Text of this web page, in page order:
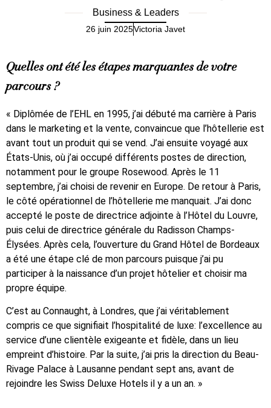
Business & Leaders
26 juin 2025Victoria Javet
Quelles ont été les étapes marquantes de votre
parcours ?
« Diplômée de l’EHL en 1995, j’ai débuté ma carrière à Paris
dans le marketing et la vente, convaincue que l’hôtellerie est
avant tout un produit qui se vend. J’ai ensuite voyagé aux
États-Unis, où j’ai occupé différents postes de direction,
notamment pour le groupe Rosewood. Après le 11
septembre, j’ai choisi de revenir en Europe. De retour à Paris,
le côté opérationnel de l’hôtellerie me manquait. J’ai donc
accepté le poste de directrice adjointe à l’Hôtel du Louvre,
puis celui de directrice générale du Radisson Champs-
Élysées. Après cela, l’ouverture du Grand Hôtel de Bordeaux
a été une étape clé de mon parcours puisque j’ai pu
participer à la naissance d’un projet hôtelier et choisir ma
propre équipe.
C’est au Connaught, à Londres, que j’ai véritablement
compris ce que signifiait l’hospitalité de luxe: l’excellence au
service d’une clientèle exigeante et fidèle, dans un lieu
empreint d’histoire. Par la suite, j’ai pris la direction du Beau-
Rivage Palace à Lausanne pendant sept ans, avant de
rejoindre les Swiss Deluxe Hotels il y a un an. »